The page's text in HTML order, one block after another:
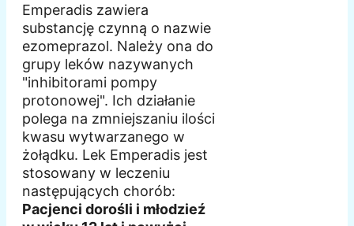
Emperadis zawiera
substancję czynną o nazwie
ezomeprazol. Należy ona do
grupy leków nazywanych
"inhibitorami pompy
protonowej". Ich działanie
polega na zmniejszaniu ilości
kwasu wytwarzanego w
żołądku. Lek Emperadis jest
stosowany w leczeniu
następujących chorób:
Pacjenci dorośli i młodzieź